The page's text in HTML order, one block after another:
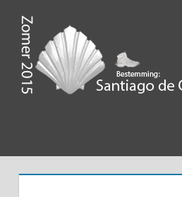
naar
inhoudZomer
2015,
Santiago